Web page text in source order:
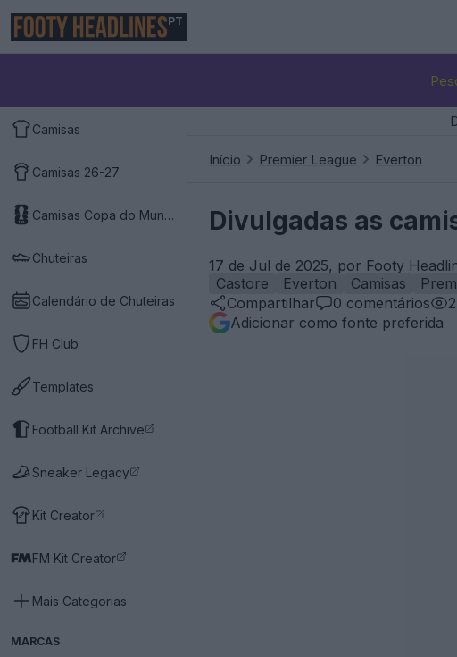
PT
Camisas
Camisas 26-27
Camisas Copa do Mundo 2026
Chuteiras
Calendário de Chuteiras
FH Club
Templates
Football Kit Archive
Sneaker Legacy
Kit Creator
FM Kit Creator
Mais Categorias
MARCAS
Início Premier League Everton
Divulgadas as
17 de Jul de 2025, por Footy
Castore
Everton Camisas
Compartilhar
0 comentários
Adicionar como fonte preferida